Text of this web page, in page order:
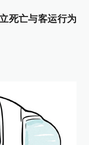
死亡与客运行为